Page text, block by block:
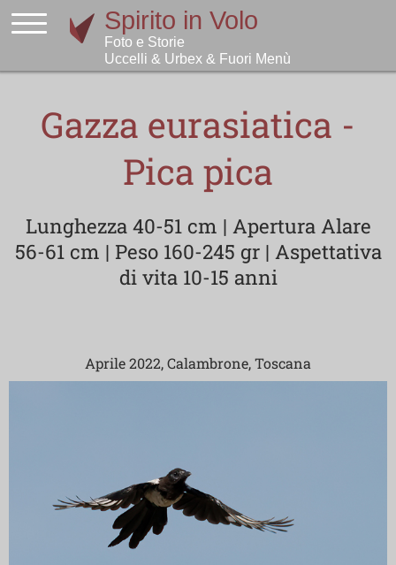
Gazza eurasiatica -
Pica pica
Lunghezza 40-51 cm | Apertura Alare
56-61 cm | Peso 160-245 gr | Aspettativa
di vita 10-15 anni
Aprile 2022, Calambrone, Toscana